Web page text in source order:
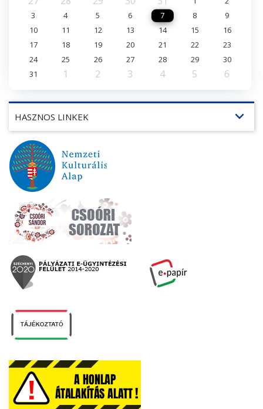
3
4 5 6 7 8
9
10
11 12 13 14 15
16
17
18 19 20 21 22
23
24
25 26 27 28 29
30
31
1 2 3 4 5 6
HASZNOS LINKEK expand_more